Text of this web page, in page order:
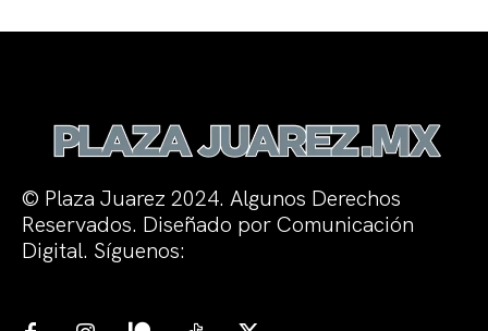
© Plaza Juarez 2024. Algunos Derechos
Reservados. Diseñado por Comunicación
Digital. Síguenos: